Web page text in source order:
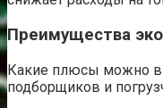
Преимущества
Какие плюсы можно
подборщиков и